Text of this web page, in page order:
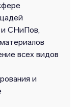
и СНиПов,
всех видов
и